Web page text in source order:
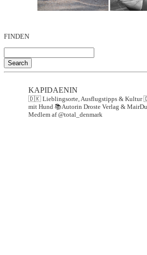
FINDEN
Search
KAPIDAENIN
🇩🇰 Lieblingsorte, Ausflugstipps & Kultur
mit Hund 📚Autorin Droste Verlag &
Medlem af @total_denmark